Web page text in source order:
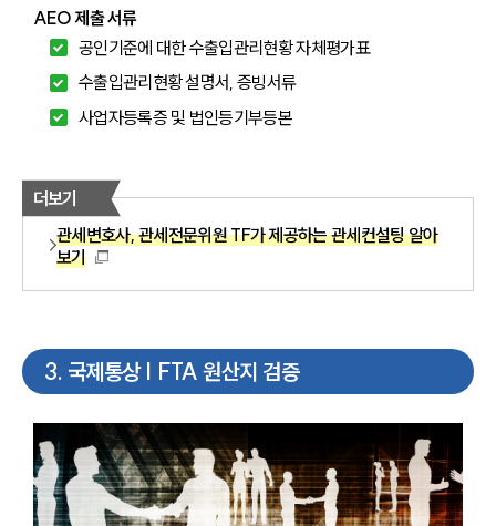
AEO 제출 서류
공인기준에 대한 수출입관리현황 자체평가표
수출입관리현황 설명서, 증빙서류
사업자등록증 및 법인등기부등본
더보기
관세변호사, 관세전문위원 TF가 제공하는 관세컨설팅 알아
보기
3. 국제통상 | FTA 원산지 검증